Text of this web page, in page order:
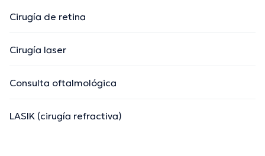
Cirugía de retina
Cirugía laser
Consulta oftalmológica
LASIK (cirugía refractiva)